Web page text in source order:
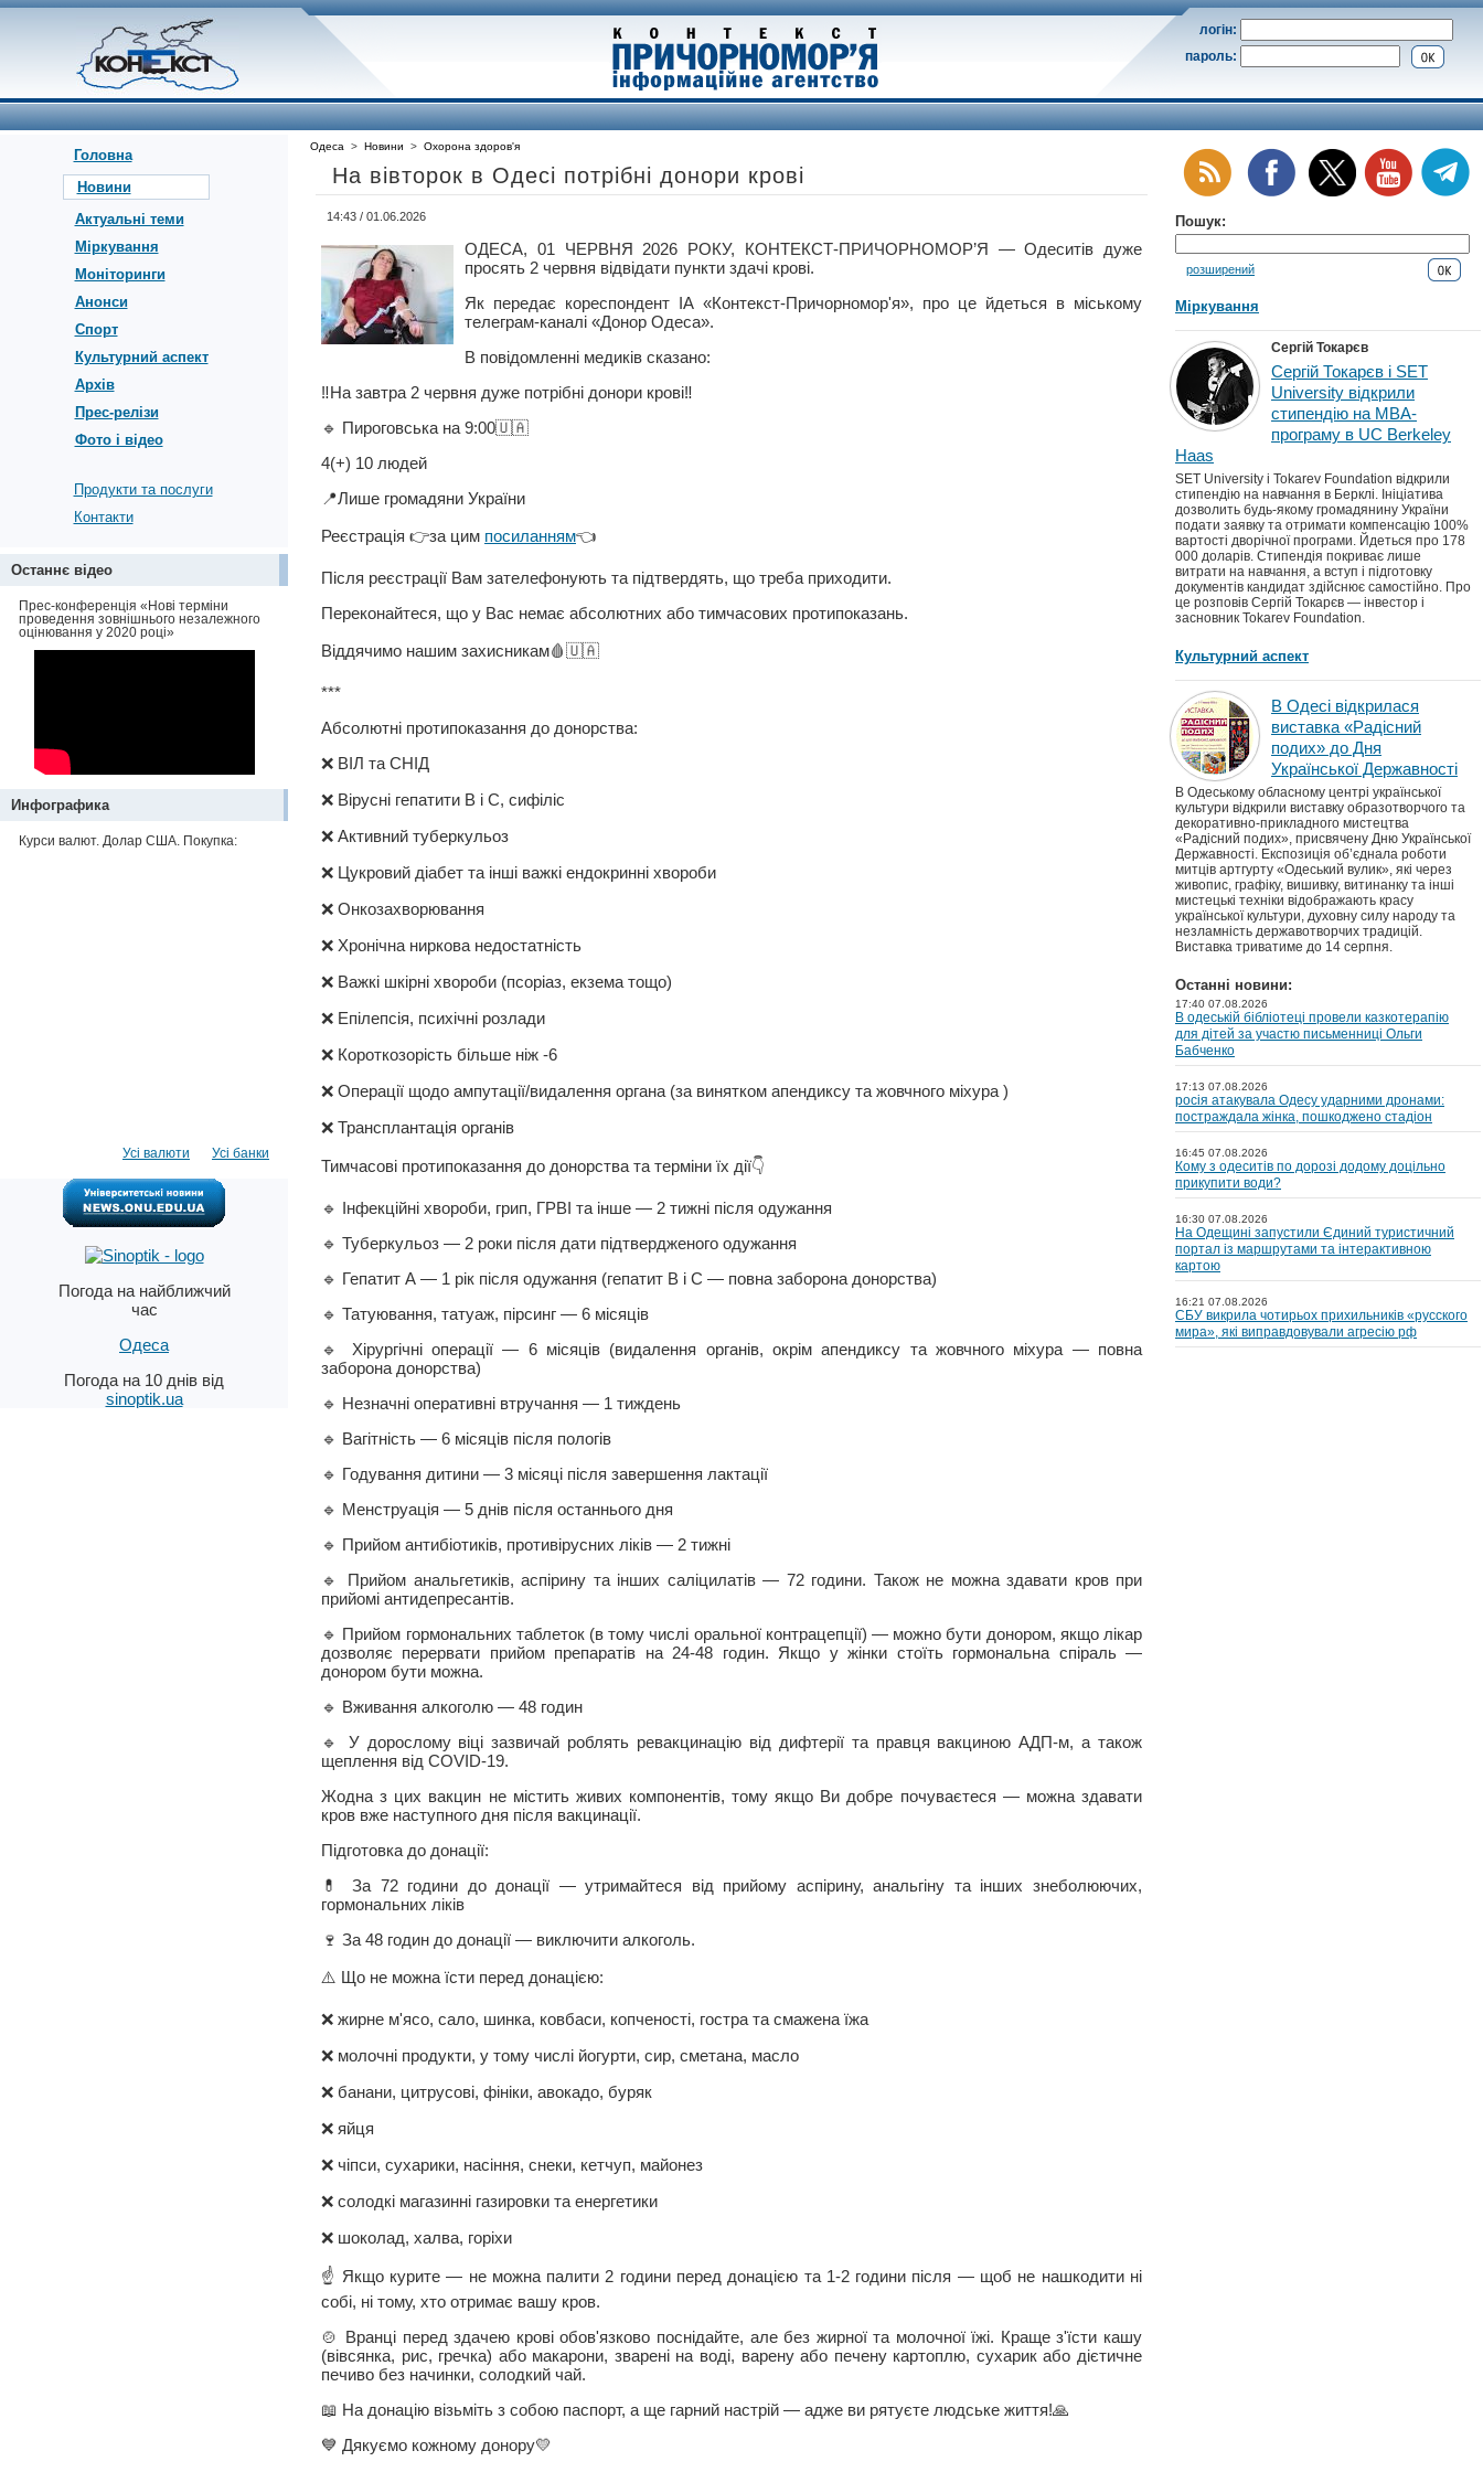
логін:
пароль:
Головна
Новини
Актуальні теми
Міркування
Моніторинги
Анонси
Спорт
Культурний аспект
Архів
Прес-релізи
Фото і відео
Продукти та послуги
Контакти
Останнє відео
Прес-конференція «Нові терміни
проведення зовнішнього незалежного
оцінювання у 2020 році»
Инфографика
Курси валют. Долар США. Покупка:
Усі банки
Усі валюти
Погода на найближчий
час
Одеса
Погода на 10 днів від
sinoptik.ua
Одеса > Новини > Охорона здоров'я
На вівторок в Одесі потрібні донори крові
14:43 / 01.06.2026
ОДЕСА, 01 ЧЕРВНЯ 2026 РОКУ, КОНТЕКСТ-ПРИЧОРНОМОР’Я — Одеситів дуже
просять 2 червня відвідати пункти здачі крові.
Як передає кореспондент ІА «Контекст-Причорномор'я», про це йдеться в міському
телеграм-каналі «Донор Одеса».
В повідомленні медиків сказано:
‼️На завтра 2 червня дуже потрібні донори крові‼️
🔹 Пироговська на 9:00🇺🇦
4(+) 10 людей
📍Лише громадяни України
Реєстрація 👉за цим посиланням👈
Після реєстрації Вам зателефонують та підтвердять, що треба приходити.
Переконайтеся, що у Вас немає абсолютних або тимчасових протипоказань.
Віддячимо нашим захисникам🩸🇺🇦
***
Абсолютні протипоказання до донорства:
❌ ВІЛ та СНІД
❌ Вірусні гепатити В і С, сифіліс
❌ Активний туберкульоз
❌ Цукровий діабет та інші важкі ендокринні хвороби
❌ Онкозахворювання
❌ Хронічна ниркова недостатність
❌ Важкі шкірні хвороби (псоріаз, екзема тощо)
❌ Епілепсія, психічні розлади
❌ Короткозорість більше ніж -6
❌ Операції щодо ампутації/видалення органа (за винятком апендиксу та жовчного міхура )
❌ Трансплантація органів
Тимчасові протипоказання до донорства та терміни їх дії👇
🔹 Інфекційні хвороби, грип, ГРВІ та інше — 2 тижні після одужання
🔹 Туберкульоз — 2 роки після дати підтвердженого одужання
🔹 Гепатит А — 1 рік після одужання (гепатит В і С — повна заборона донорства)
🔹 Татуювання, татуаж, пірсинг — 6 місяців
🔹 Хірургічні операції — 6 місяців (видалення органів, окрім апендиксу та жовчного міхура — повна
заборона донорства)
🔹 Незначні оперативні втручання — 1 тиждень
🔹 Вагітність — 6 місяців після пологів
🔹 Годування дитини — 3 місяці після завершення лактації
🔹 Менструація — 5 днів після останнього дня
🔹 Прийом антибіотиків, противірусних ліків — 2 тижні
🔹 Прийом анальгетиків, аспірину та інших саліцилатів — 72 години. Також не можна здавати кров при
прийомі антидепресантів.
🔹 Прийом гормональних таблеток (в тому числі оральної контрацепції) — можно бути донором, якщо лікар
дозволяє перервати прийом препаратів на 24-48 годин. Якщо у жінки стоїть гормональна спіраль —
донором бути можна.
🔹 Вживання алкоголю — 48 годин
🔹 У дорослому віці зазвичай роблять ревакцинацію від дифтерії та правця вакциною АДП-м, а також
щеплення від COVID-19.
Жодна з цих вакцин не містить живих компонентів, тому якщо Ви добре почуваєтеся — можна здавати
кров вже наступного дня після вакцинації.
Підготовка до донації:
💊 За 72 години до донації — утримайтеся від прийому аспірину, анальгіну та інших знеболюючих,
гормональних ліків
🍷 За 48 годин до донації — виключити алкоголь.
⚠️ Що не можна їсти перед донацією:
❌ жирне м'ясо, сало, шинка, ковбаси, копченості, гостра та смажена їжа
❌ молочні продукти, у тому числі йогурти, сир, сметана, масло
❌ банани, цитрусові, фініки, авокадо, буряк
❌ яйця
❌ чіпси, сухарики, насіння, снеки, кетчуп, майонез
❌ солодкі магазинні газировки та енергетики
❌ шоколад, халва, горіхи
☝️ Якщо курите — не можна палити 2 години перед донацією та 1-2 години після — щоб не нашкодити ні
собі, ні тому, хто отримає вашу кров.
🍲 Вранці перед здачею крові обов'язково поснідайте, але без жирної та молочної їжі. Краще з'їсти кашу
(вівсянка, рис, гречка) або макарони, зварені на воді, варену або печену картоплю, сухарик або дієтичне
печиво без начинки, солодкий чай.
📖 На донацію візьміть з собою паспорт, а ще гарний настрій — адже ви рятуєте людське життя!🙏
💙 Дякуємо кожному донору💛
Пошук:
розширений
Міркування
Сергій Токарєв
Сергій Токарєв і SET
University відкрили
стипендію на MBA-
програму в UC Berkeley
Haas
SET University і Tokarev Foundation відкрили
стипендію на навчання в Берклі. Ініціатива
дозволить будь-якому громадянину України
подати заявку та отримати компенсацію 100%
вартості дворічної програми. Йдеться про 178
000 доларів. Стипендія покриває лише
витрати на навчання, а вступ і підготовку
документів кандидат здійснює самостійно. Про
це розповів Сергій Токарєв — інвестор і
засновник Tokarev Foundation.
Культурний аспект
В Одесі відкрилася
виставка «Радісний
подих» до Дня
Української Державності
В Одеському обласному центрі української
культури відкрили виставку образотворчого та
декоративно-прикладного мистецтва
«Радісний подих», присвячену Дню Української
Державності. Експозиція об’єднала роботи
митців артгурту «Одеський вулик», які через
живопис, графіку, вишивку, витинанку та інші
мистецькі техніки відображають красу
української культури, духовну силу народу та
незламність державотворчих традицій.
Виставка триватиме до 14 серпня.
Останні новини:
17:40 07.08.2026
В одеській бібліотеці провели казкотерапію
для дітей за участю письменниці Ольги
Бабченко
17:13 07.08.2026
росія атакувала Одесу ударними дронами:
постраждала жінка, пошкоджено стадіон
16:45 07.08.2026
Кому з одеситів по дорозі додому доцільно
прикупити води?
16:30 07.08.2026
На Одещині запустили Єдиний туристичний
портал із маршрутами та інтерактивною
картою
16:21 07.08.2026
СБУ викрила чотирьох прихильників «русского
мира», які виправдовували агресію рф